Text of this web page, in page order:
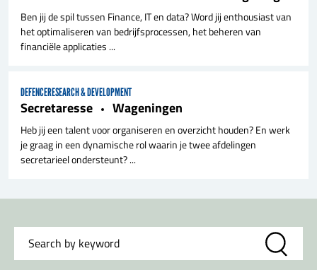
Ben jij de spil tussen Finance, IT en data? Word jij enthousiast van
het optimaliseren van bedrijfsprocessen, het beheren van
financiële applicaties ...
DEFENCERESEARCH & DEVELOPMENT
Secretaresse Wageningen
Heb jij een talent voor organiseren en overzicht houden? En werk
je graag in een dynamische rol waarin je twee afdelingen
secretarieel ondersteunt? ...